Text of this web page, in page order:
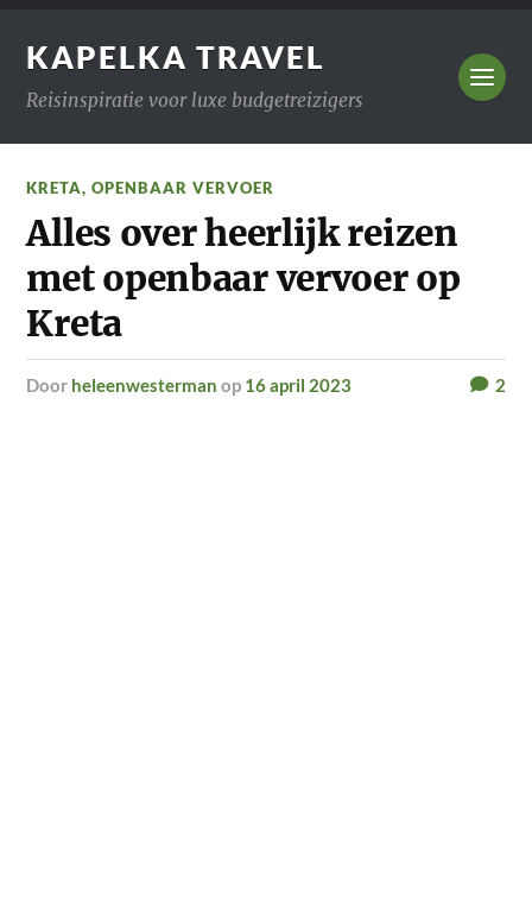
KAPELKA TRAVEL
Reisinspiratie voor luxe budgetreizigers
KRETA,OPENBAAR VERVOER
Alles over heerlijk reizen
met openbaar vervoer op
Kreta
door heleenwesterman op 16 april 2023 2